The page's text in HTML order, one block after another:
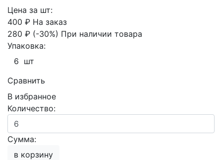
Цена за шт:
400 ₽ На заказ
280 ₽ (-30%) При наличии товара
Упаковка:
6 шт
Сравнить
В избранное
Количество:
Сумма:
в корзину